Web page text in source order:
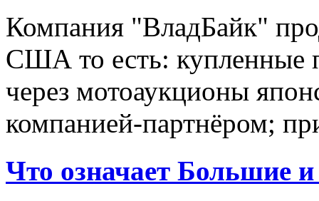
Компания "ВладБайк"
США то есть: купленные
через мотоаукционы
компанией-партнёром;
Что означает Большие